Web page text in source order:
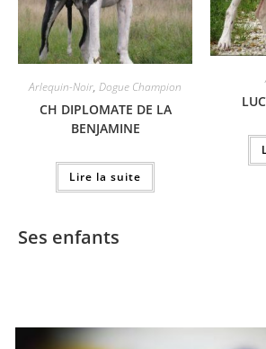
Arlequin-Noir, Dogue Champion
CH DIPLOMATE DE LA
BENJAMINE
Lire la suite
Ses enfants